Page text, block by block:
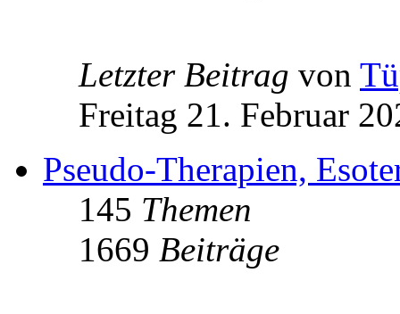
Letzter Beitrag von
Freitag 21. Februar
Pseudo-Therapien,
145 Themen
1669 Beiträge